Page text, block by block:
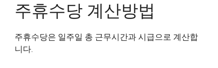
주휴수당 계산방법
주휴수당은 일주일 총 근무시간과 시급으로 계산합
니다.